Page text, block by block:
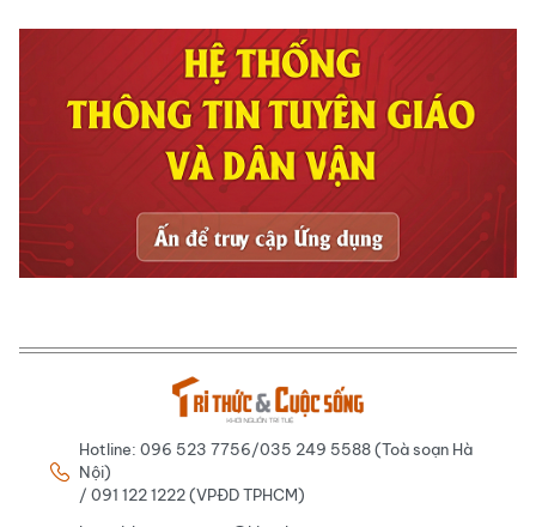
Hotline: 096 523 7756/035 249 5588 (Toà soạn Hà
Nội)
/ 091 122 1222 (VPĐD TPHCM)